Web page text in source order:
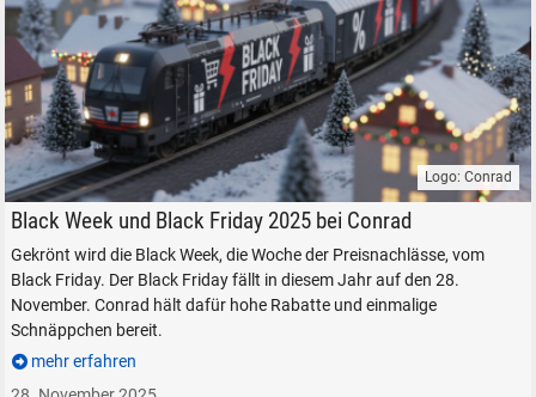
Conrad Electronic Black Week Black Firday Rabatte Angebote
Logo: Conrad
Black Week und Black Friday 2025 bei Conrad
Gekrönt wird die Black Week, die Woche der Preisnachlässe, vom
Black Friday. Der Black Friday fällt in diesem Jahr auf den 28.
November. Conrad hält dafür hohe Rabatte und einmalige
Schnäppchen bereit.
mehr erfahren